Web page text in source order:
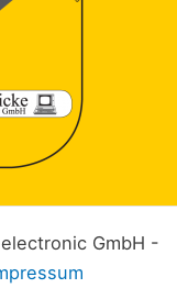
GmbH -